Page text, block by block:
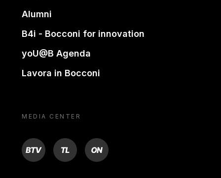
Alumni
B4i - Bocconi for innovation
yoU@B Agenda
Lavora in Bocconi
MEDIA CENTER
BTV TL ON